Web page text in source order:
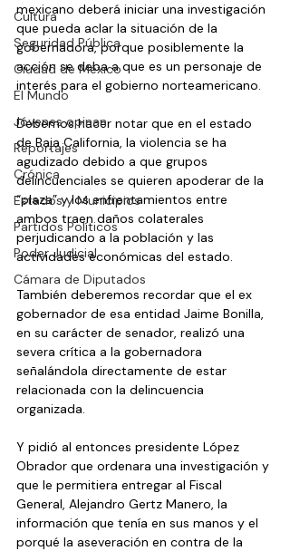
Cultura
Seguridad Pública
Ciudad de México
El Mundo
Jóvenes opinan
Reportajes
Crónica
Estados y Municipios
Partidos Políticos
Poder Judicial
Cámara de Diputados
mexicano deberá iniciar una investigación
que pueda aclar la situación de la
gobernadora, porque posiblemente la
acción se deba a que es un personaje de
interés para el gobierno norteamericano.
Debemos hacer notar que en el estado
de Baja California, la violencia se ha
agudizado debido a que grupos
delincuenciales se quieren apoderar de la
“plaza” y los enfrentamientos entre
ambos traen daños colaterales
perjudicando a la población y las
actividades económicas del estado.
También deberemos recordar que el ex
gobernador de esa entidad Jaime Bonilla,
en su carácter de senador, realizó una
severa crítica a la gobernadora
señalándola directamente de estar
relacionada con la delincuencia
organizada.
Y pidió al entonces presidente López
Obrador que ordenara una investigación y
que le permitiera entregar al Fiscal
General, Alejandro Gertz Manero, la
información que tenía en sus manos y el
porqué la aseveración en contra de la